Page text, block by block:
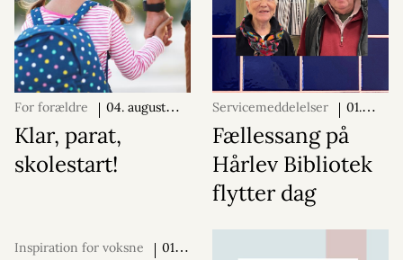
For forældre
04. august
2026
Klar, parat,
skolestart!
Servicemeddelelser
01.
august 2026
Fællessang på
Hårlev Bibliotek
flytter dag
Inspiration for voksne
01.